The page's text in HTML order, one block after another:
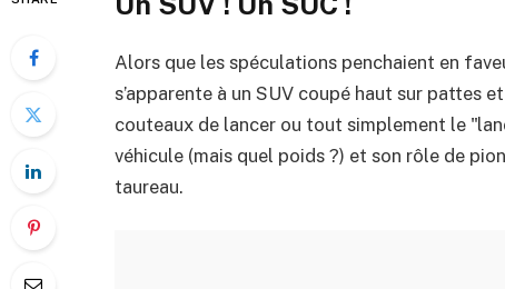
Alors que les spéculations penchaient en
s’apparente à un SUV coupé haut sur pattes
couteaux de lancer ou tout simplement le
véhicule (mais quel poids ?) et son rôle de
taureau.